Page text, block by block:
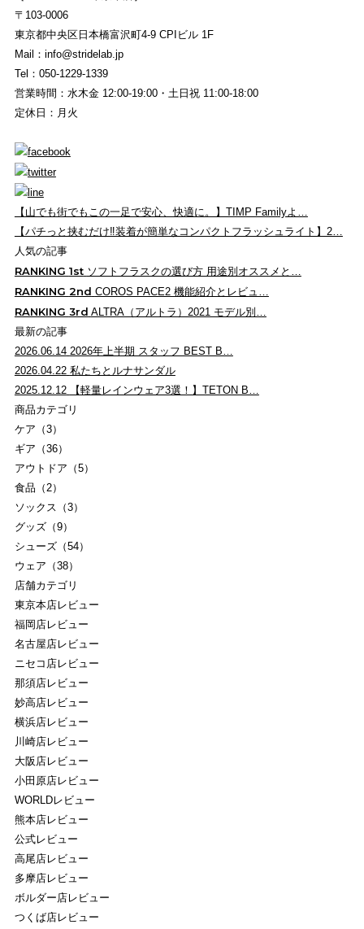
〒103-0006
東京都中央区日本橋富沢町4-9 CPIビル 1F
Mail：info@stridelab.jp
Tel：050-1229-1339
営業時間：水木金 12:00-19:00・土日祝 11:00-18:00
定休日：月火
【山でも街でもこの一足で安心、快適に。】TIMP Familyよ…
【パチっと挟むだけ‼︎装着が簡単なコンパクトフラッシュライト】2…
人気の記事
RANKING 1st ソフトフラスクの選び方 用途別オススメと…
RANKING 2nd COROS PACE2 機能紹介とレビュ…
RANKING 3rd ALTRA（アルトラ）2021 モデル別…
最新の記事
2026.06.14 2026年上半期 スタッフ BEST B…
2026.04.22 私たちとルナサンダル
2025.12.12
【軽量レインウェア3選！】TETON B…
商品カテゴリ
ケア（3）
ギア（36）
アウトドア（5）
食品（2）
ソックス（3）
グッズ（9）
シューズ（54）
ウェア（38）
店舗カテゴリ
東京本店レビュー
福岡店レビュー
名古屋店レビュー
ニセコ店レビュー
那須店レビュー
妙高店レビュー
横浜店レビュー
川崎店レビュー
大阪店レビュー
小田原店レビュー
WORLDレビュー
熊本店レビュー
公式レビュー
高尾店レビュー
多摩店レビュー
ボルダー店レビュー
つくば店レビュー